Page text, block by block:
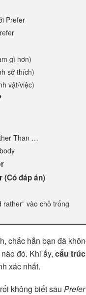
Prefer
gì hơn)
sở thích)
vật/việc)
Than …
(Có đáp án)
rather” vào chỗ trống
chắc hẳn bạn đã
đó. Khi ấy, cấu
xác nhất.
không biết sau Prefer